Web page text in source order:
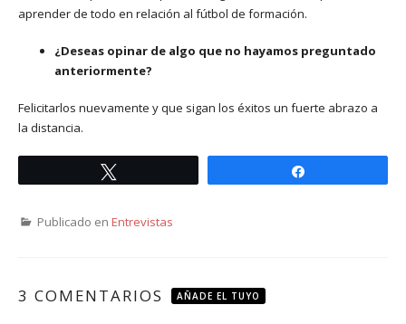
aprender de todo en relación al fútbol de formación.
¿Deseas opinar de algo que no hayamos preguntado
anteriormente?
Felicitarlos nuevamente y que sigan los éxitos un fuerte abrazo a
la distancia.
Publicado en Entrevistas
3 COMENTARIOS AÑADE EL TUYO